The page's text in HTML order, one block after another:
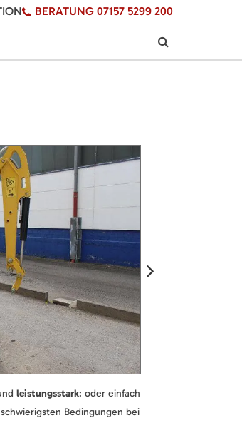
BERATUNG 07157 5299 200
leistungsstark: oder einfach
Bedingungen bei